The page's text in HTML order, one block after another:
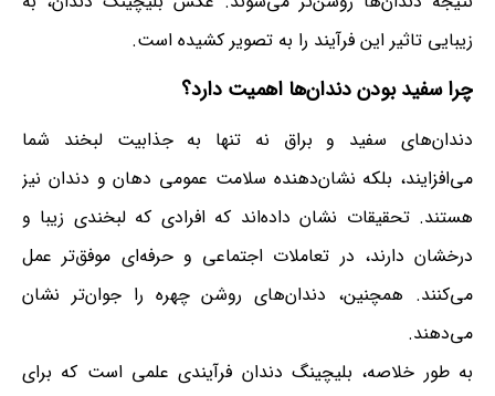
زیبایی تاثیر این فرآیند را به تصویر کشیده است.
چرا سفید بودن دندان‌ها اهمیت دارد؟
دندان‌های سفید و براق نه تنها به جذابیت لبخند شما
می‌افزایند، بلکه نشان‌دهنده سلامت عمومی دهان و دندان نیز
هستند. تحقیقات نشان داده‌اند که افرادی که لبخندی زیبا و
درخشان دارند، در تعاملات اجتماعی و حرفه‌ای موفق‌تر عمل
می‌کنند. همچنین، دندان‌های روشن چهره را جوان‌تر نشان
می‌دهند.
به طور خلاصه، بلیچینگ دندان فرآیندی علمی است که برای